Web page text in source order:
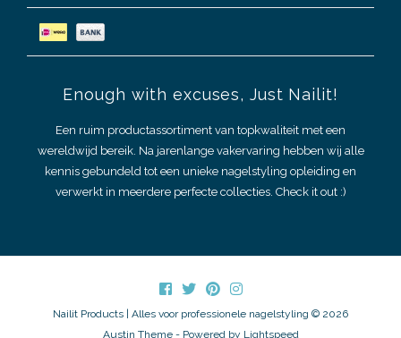
Enough with excuses, Just Nailit!
Een ruim productassortiment van topkwaliteit met een
wereldwijd bereik. Na jarenlange vakervaring hebben wij alle
kennis gebundeld tot een unieke nagelstyling opleiding en
verwerkt in meerdere perfecte collecties. Check it out :)
Nailit Products | Alles voor professionele nagelstyling © 2026
Austin Theme- Powered by Lightspeed